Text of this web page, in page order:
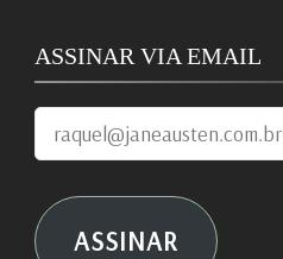
ASSINAR VIA EMAIL
raquel@janeausten.com.br
ASSINAR